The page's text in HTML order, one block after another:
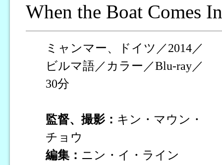
When the Boat Comes In
ミャンマー、ドイツ／2014／
ビルマ語／カラー／Blu-ray／
30分
監督、撮影： キン・マウン・
チョウ
編集： ニン・イ・ライン